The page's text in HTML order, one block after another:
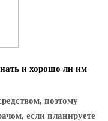
и хорошо ли им
поэтому
если планируете